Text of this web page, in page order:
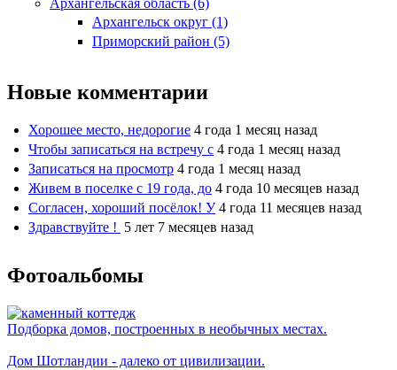
Архангельская область (6)
Архангельск округ (1)
Приморский район (5)
Новые комментарии
Хорошее место, недорогие 4 года 1 месяц назад
Чтобы записаться на встречу с 4 года 1 месяц назад
Записаться на просмотр 4 года 1 месяц назад
Живем в поселке с 19 года, до 4 года 10 месяцев назад
Согласен, хороший посёлок! У 4 года 11 месяцев назад
Здравствуйте ! 5 лет 7 месяцев назад
Фотоальбомы
Подборка домов, построенных в необычных местах.
Дом Шотландии - далеко от цивилизации.